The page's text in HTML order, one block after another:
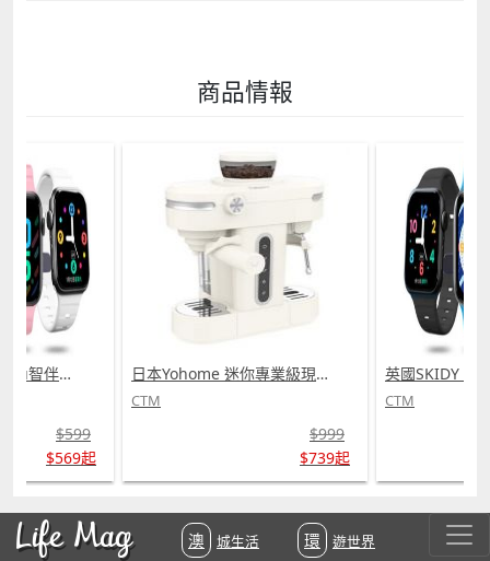
Life Mag 澳城生活 環遊世界
商品情報
英國SKIDY SmartEdu智伴高清流暢五重定位遠控180°旋攝雙向視頻海外適配兒童智能手錶PRO (需訂貨)
$599
$569起
日本Yohome 迷你專業級現磨鮮萃奶泡3合1半自動家庭意式咖啡機 (需訂貨)
CTM
$999
$739起
CTM